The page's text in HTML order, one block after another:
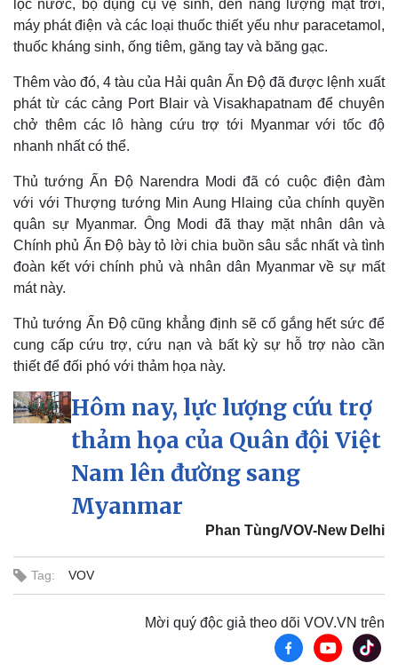
Bất động sản
Khởi nghiệp
Giá vàng
Tiêu dùng
Tỷ giá
Chứng khoán
Giá cà phê
Pháp luật
Việt Nam
lọc nước, bộ dụng cụ vệ sinh, đèn năng lượng mặt trời,
máy phát điện và các loại thuốc thiết yếu như paracetamol,
thuốc kháng sinh, ống tiêm, găng tay và băng gạc.
Thêm vào đó, 4 tàu của Hải quân Ấn Độ đã được lệnh xuất
phát từ các cảng Port Blair và Visakhapatnam để chuyên
chở thêm các lô hàng cứu trợ tới Myanmar với tốc độ
nhanh nhất có thể.
Thủ tướng Ấn Độ Narendra Modi đã có cuộc điện đàm
với với Thượng tướng Min Aung Hlaing của chính quyền
quân sự Myanmar. Ông Modi đã thay mặt nhân dân và
Chính phủ Ấn Độ bày tỏ lời chia buồn sâu sắc nhất và tình
đoàn kết với chính phủ và nhân dân Myanmar về sự mất
mát này.
Thủ tướng Ấn Độ cũng khẳng định sẽ cố gắng hết sức để
cung cấp cứu trợ, cứu nạn và bất kỳ sự hỗ trợ nào cần
thiết để đối phó với thảm họa này.
Hôm nay, lực lượng cứu trợ
thảm họa của Quân đội Việt
Nam lên đường sang
Myanmar
Phan Tùng/VOV-New Delhi
Tag: VOV
Mời quý độc giả theo dõi VOV.VN trên